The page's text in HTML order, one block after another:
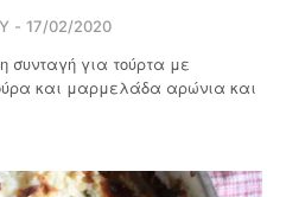
17/02/2020
συνταγή για τούρτα με
και μαρμελάδα αρώνια και